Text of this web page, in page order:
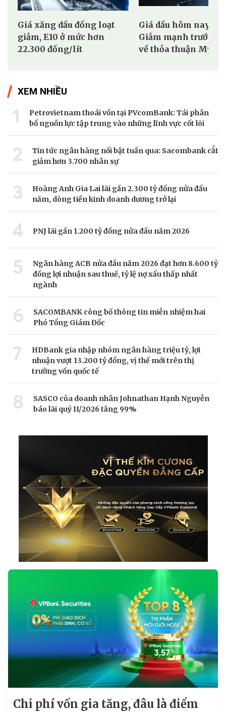
Giá xăng dầu đồng loạt
giảm, E10 ở mức hơn
22.300 đồng/lít
Giá dầu hôm nay (5/
Giảm mạnh trước
về thỏa thuận Mỹ -
XEM NHIỀU
1
Petrovietnam thoái vốn tại PVcomBank: Tái phân
bổ nguồn lực tập trung vào những lĩnh vực cốt lõi
2
Tin tức ngân hàng nổi bật tuần qua: Sacombank cắt
giảm hơn 3.700 nhân sự
3
Hoàng Anh Gia Lai lãi gần 2.300 tỷ đồng nửa đầu
năm, dòng tiền kinh doanh dương trở lại
4 PNJ lãi gần 1.200 tỷ đồng nửa đầu năm 2026
5
Ngân hàng ACB nửa đầu năm 2026 đạt hơn 8.600 tỷ
đồng lợi nhuận sau thuế, tỷ lệ nợ xấu thấp nhất
ngành
6
SACOMBANK công bố thông tin miễn nhiệm hai
Phó Tổng Giám Đốc
7
HDBank gia nhập nhóm ngân hàng triệu tỷ, lợi
nhuận vượt 13.200 tỷ đồng, vị thế mới trên thị
trường vốn quốc tế
8
SASCO của doanh nhân Johnathan Hạnh Nguyễn
báo lãi quý II/2026 tăng 99%
Chi phí vốn gia tăng, đâu là điểm